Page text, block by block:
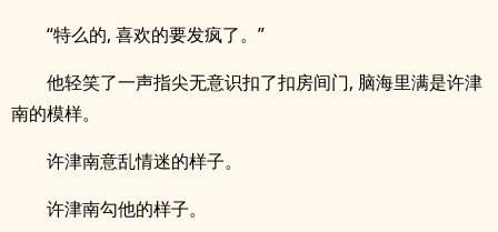
“特么的, 喜欢的要发疯了。”
他轻笑了一声指尖无意识扣了扣房间门, 脑海里满是许津
南的模样。
许津南意乱情迷的样子。
许津南勾他的样子。